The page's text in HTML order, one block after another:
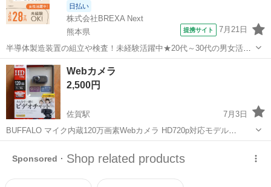
日払い
株式会社BREXA Next
熊本県
提携サイト 7月21日
半導体製造装置の組立や検査！未経験活躍中★20代～30代の男女活躍
中★ワンルーム寮完備！赴任旅費会社負担！マイカー通勤OK！無料駐
車場あり！正社員登用あり！《熊本県菊池郡大津町》 人気の工場のお
仕事 ◇半導体製造装置の組立...
熊本 その他
Webカメラ
2,500円
佐賀駅
7月3日
BUFFALO マイク内蔵120万画素Webカメラ HD720p対応モデル
BSWHD06Mシリーズ 新品・未開封 購入してからそのままにしていま
した！ 必要ないためお売り致します